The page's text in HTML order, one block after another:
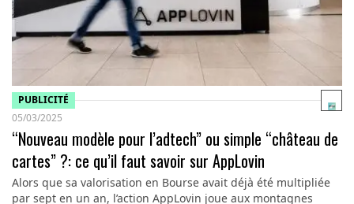
PUBLICITÉ
05/03/2025
“Nouveau modèle pour l’adtech” ou simple “château de
cartes” ?: ce qu’il faut savoir sur AppLovin
Alors que sa valorisation en Bourse avait déjà été multipliée
par sept en un an, l’action AppLovin joue aux montagnes